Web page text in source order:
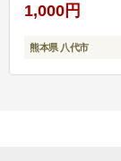
1,000円
熊本県 八代市